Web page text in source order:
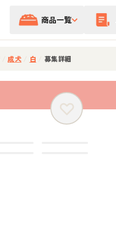
商品一覧
成犬 白 募集詳細